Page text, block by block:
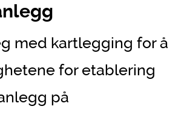
med kartlegging for å
for etablering
på